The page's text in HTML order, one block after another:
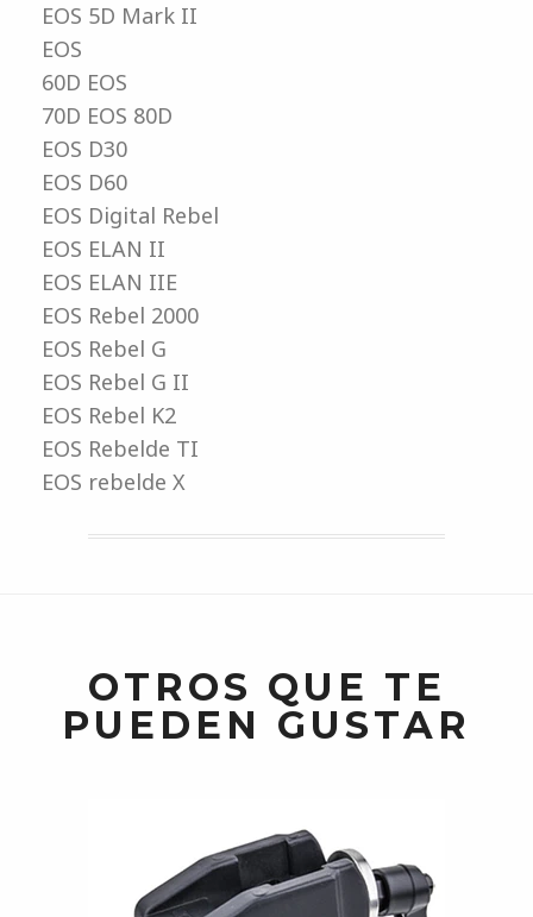
EOS 5D Mark II
EOS
60D EOS
70D EOS 80D
EOS D30
EOS D60
EOS Digital Rebel
EOS ELAN II
EOS ELAN IIE
EOS Rebel 2000
EOS Rebel G
EOS Rebel G II
EOS Rebel K2
EOS Rebelde TI
EOS rebelde X
OTROS QUE TE
PUEDEN GUSTAR